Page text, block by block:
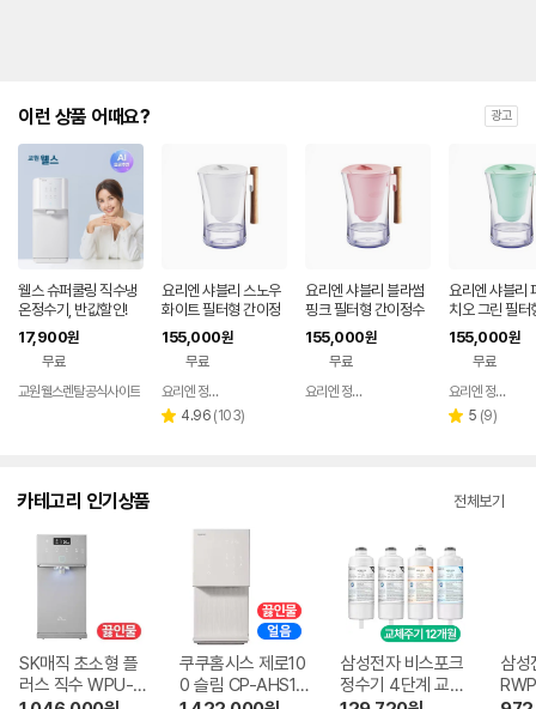
이런 상품 어때요? 광고
웰스 슈퍼쿨링 직수냉
온정수기, 반값할인!
17,900원
무료
교원웰스렌탈공식사이트
요리엔 샤블리 스노우
화이트 필터형 간이정
수기 ( 필터 1개 포함)
155,000원
무료
페이
요리엔 정수기 공식몰
별 4.96 리
(103)
요리엔 샤블리 블라썸
핑크 필터형 간이정수
기 ( 필터 1개 포함)
155,000원
무료
요리엔 정수기 공식몰
요리엔 샤블리
치오 그린 필터
정수기 ( 필터 1
함)
155,000원
무료
요리엔 정수기 공식몰
별 5 리
(9)
카테고리 인기상품 전체보기
SK매직 초소형 플
러스 직수 WPU-J
쿠쿠홈시스 제로10
0 슬림 CP-AHS10
삼성전자 비스포크
정수기 4단계 교체
삼성